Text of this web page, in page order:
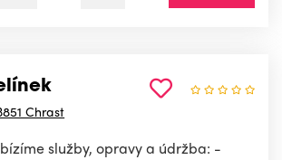
Chrast
služby, opravy a údržba: -